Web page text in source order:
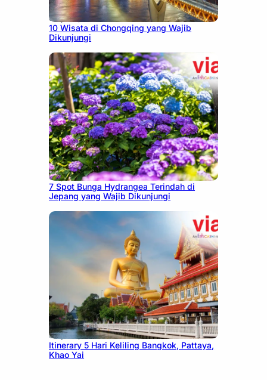
July 30, 2026
10 Wisata di Chongqing yang Wajib
Dikunjungi
July 23, 2026
7 Spot Bunga Hydrangea Terindah di
Jepang yang Wajib Dikunjungi
July 20, 2026
Itinerary 5 Hari Keliling Bangkok, Pattaya,
Khao Yai